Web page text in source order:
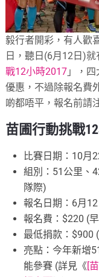
毅行者開彩，有人歡
日，聽日(6月12日)
戰12小時2017 」，
優惠，不過除報名費
啲都唔平，報名前請
苗圃行動挑戰
比賽日期：10月
組別：51公里、
隊際)
報名日期：6月
報名費：$220 (
最低捐款：$900
亮點：今年新增
能參賽 (詳見《[